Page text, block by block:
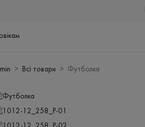
Всі товари Футболка